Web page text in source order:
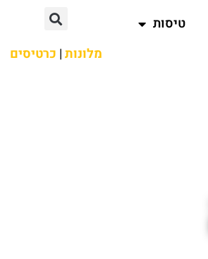
טיסות
מלונות| כרטיסים